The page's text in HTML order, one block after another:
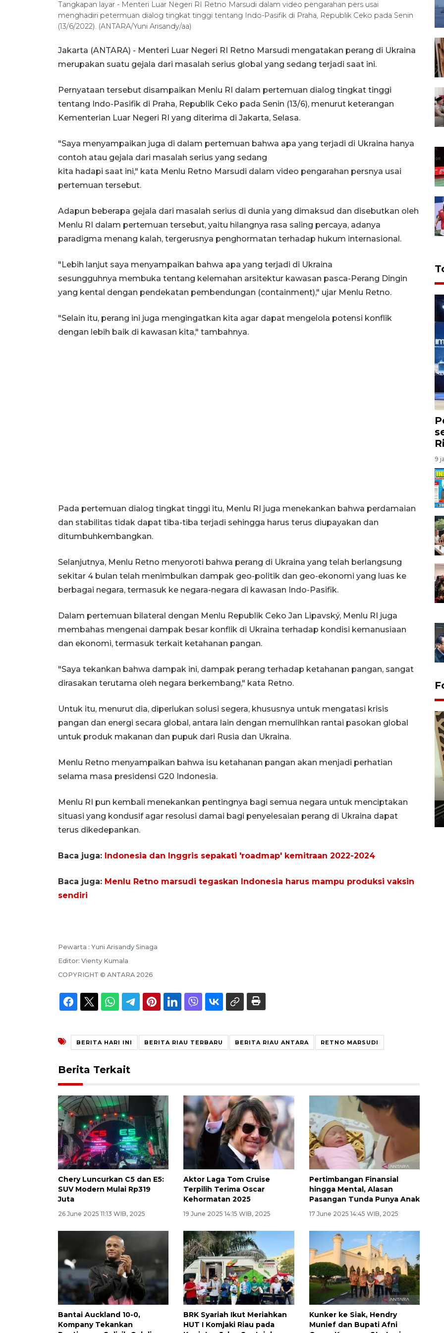
Tangkapan layar - Menteri Luar Negeri RI Retno Marsudi dalam video pengarahan pers usai
menghadiri petermuan dialog tingkat tinggi tentang Indo-Pasifik di Praha, Republik Ceko pada Senin
(13/6/2022). (ANTARA/Yuni Arisandy/aa)
Jakarta (ANTARA) - Menteri Luar Negeri RI Retno Marsudi mengatakan perang di Ukraina
merupakan suatu gejala dari masalah serius global yang sedang terjadi saat ini.
Pernyataan tersebut disampaikan Menlu RI dalam pertemuan dialog tingkat tinggi
tentang Indo-Pasifik di Praha, Republik Ceko pada Senin (13/6), menurut keterangan
Kementerian Luar Negeri RI yang diterima di Jakarta, Selasa.
"Saya menyampaikan juga di dalam pertemuan bahwa apa yang terjadi di Ukraina hanya
contoh atau gejala dari masalah serius yang sedang
kita hadapi saat ini," kata Menlu Retno Marsudi dalam video pengarahan persnya usai
pertemuan tersebut.
Adapun beberapa gejala dari masalah serius di dunia yang dimaksud dan disebutkan oleh
Menlu RI dalam pertemuan tersebut, yaitu hilangnya rasa saling percaya, adanya
paradigma menang kalah, tergerusnya penghormatan terhadap hukum internasional.
"Lebih lanjut saya menyampaikan bahwa apa yang terjadi di Ukraina
sesungguhnya membuka tentang kelemahan arsitektur kawasan pasca-Perang Dingin
yang kental dengan pendekatan pembendungan (containment)," ujar Menlu Retno.
"Selain itu, perang ini juga mengingatkan kita agar dapat mengelola potensi konflik
dengan lebih baik di kawasan kita," tambahnya.
Pada pertemuan dialog tingkat tinggi itu, Menlu RI juga menekankan bahwa perdamaian
dan stabilitas tidak dapat tiba-tiba terjadi sehingga harus terus diupayakan dan
ditumbuhkembangkan.
Selanjutnya, Menlu Retno menyoroti bahwa perang di Ukraina yang telah berlangsung
sekitar 4 bulan telah menimbulkan dampak geo-politik dan geo-ekonomi yang luas ke
berbagai negara, termasuk ke negara-negara di kawasan Indo-Pasifik.
Dalam pertemuan bilateral dengan Menlu Republik Ceko Jan Lipavský, Menlu RI juga
membahas mengenai dampak besar konflik di Ukraina terhadap kondisi kemanusiaan
dan ekonomi, termasuk terkait ketahanan pangan.
"Saya tekankan bahwa dampak ini, dampak perang terhadap ketahanan pangan, sangat
dirasakan terutama oleh negara berkembang," kata Retno.
Untuk itu, menurut dia, diperlukan solusi segera, khususnya untuk mengatasi krisis
pangan dan energi secara global, antara lain dengan memulihkan rantai pasokan global
untuk produk makanan dan pupuk dari Rusia dan Ukraina.
Menlu Retno menyampaikan bahwa isu ketahanan pangan akan menjadi perhatian
selama masa presidensi G20 Indonesia.
Menlu RI pun kembali menekankan pentingnya bagi semua negara untuk menciptakan
situasi yang kondusif agar resolusi damai bagi penyelesaian perang di Ukraina dapat
terus dikedepankan.
Baca juga: Indonesia dan Inggris sepakati 'roadmap' kemitraan 2022-2024
Baca juga: Menlu Retno marsudi tegaskan Indonesia harus mampu produksi vaksin
sendiri
Pewarta : Yuni Arisandy Sinaga
Editor: Vienty Kumala
COPYRIGHT © ANTARA 2026
BERITA HARI INI BERITA RIAU TERBARU BERITA RIAU ANTARA RETNO MARSUDI
Berita Terkait
Chery Luncurkan C5 dan E5:
SUV Modern Mulai Rp319
Juta
26 June 2025 11:13 WIB, 2025
Aktor Laga Tom Cruise
Terpilih Terima Oscar
Kehormatan 2025
19 June 2025 14:15 WIB, 2025
Pertimbangan Finansial
hingga Mental, Alasan
Pasangan Tunda Punya Anak
17 June 2025 14:45 WIB, 2025
Bantai Auckland 10-0,
Kompany Tekankan
BRK Syariah Ikut Meriahkan
HUT I Komjaki Riau pada
Kunker ke Siak, Hendry
Munief dan Bupati Afni
9
bakau merah di Dumai
20 September 2025 12:14 WIB